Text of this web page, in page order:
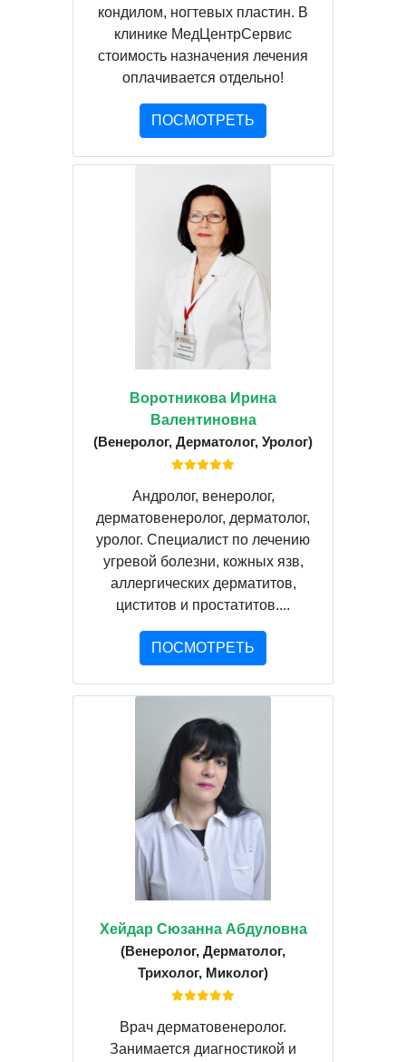
кондилом, ногтевых пластин. В
клинике МедЦентрСервис
стоимость назначения лечения
оплачивается отдельно!
ПОСМОТРЕТЬ
Воротникова Ирина
Валентиновна
(Венеролог, Дерматолог, Уролог)
Андролог, венеролог,
дерматовенеролог, дерматолог,
уролог. Специалист по лечению
угревой болезни, кожных язв,
аллергических дерматитов,
циститов и простатитов....
ПОСМОТРЕТЬ
Хейдар Сюзанна Абдуловна
(Венеролог, Дерматолог,
Трихолог, Миколог)
Врач дерматовенеролог.
Занимается диагностикой и